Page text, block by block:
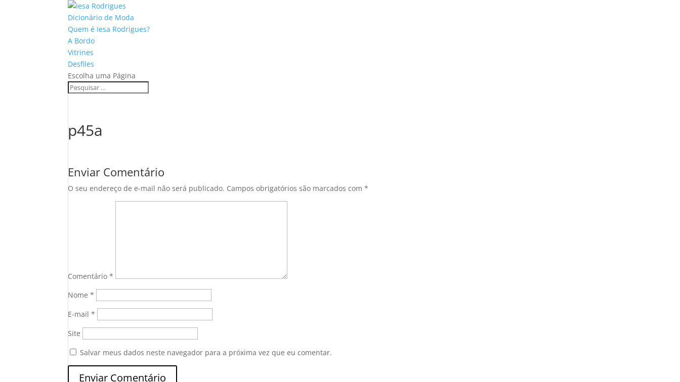
Dicionário de Moda
Quem é Iesa Rodrigues?
A Bordo
Vitrines
Desfiles
Escolha uma Página
p45a
Enviar Comentário
O seu endereço de e-mail não será publicado. Campos obrigatórios são marcados com*
Comentário*
Nome*
E-mail*
Site
Salvar meus dados neste navegador para a próxima vez que eu comentar.